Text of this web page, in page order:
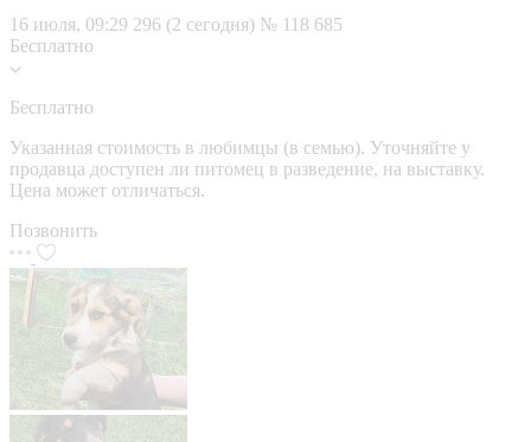
16 июля, 09:29 296 (2 сегодня) № 118 685
Бесплатно
Бесплатно
Указанная стоимость в любимцы (в семью). Уточняйте у
продавца доступен ли питомец в разведение, на выставку.
Цена может отличаться.
Позвонить